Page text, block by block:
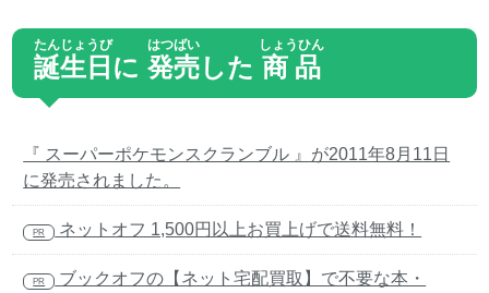
誕生日
たんじょうび
に発売
はつばい
した商品
しょうひん
『 スーパーポケモンスクランブル 』が2011年8月11日
に発売されました。
PR ネットオフ 1,500円以上お買上げで送料無料！
PR
ブックオフの【ネット宅配買取】で不要な本・